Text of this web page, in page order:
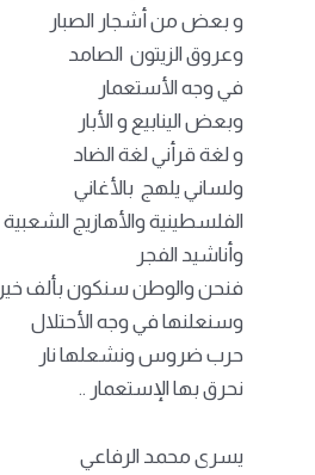
و بعض من أشجار الصبار
وعروق الزيتون الصامد
في وجه الأستعمار
وبعض الينابيع و الأبار
و لغة قرأني لغة الضاد
ولساني يلهج بالأغاني
الفلسطينية والأهازيج الشعبية
وأناشيد الفجر
فنحن والوطن سنكون بألف خير
وسنعلنها في وجه الأحتلال
حرب ضروس ونشعلها نار
نحرق بها الإستعمار ..
يسرى محمد الرفاعي